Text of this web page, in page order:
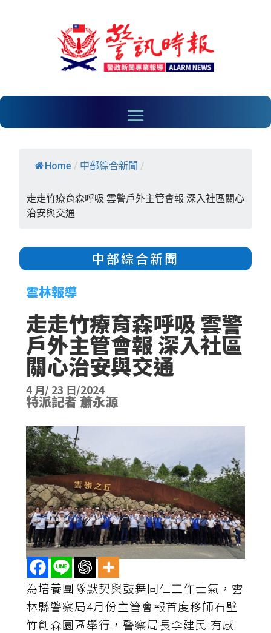
Home / 中部綜合新聞 /
走走竹療育森呼吸 雲警戶外主管會報 深入社區關心
治安與交通
中部綜合新聞
雲林報導
走走竹療育森呼吸 雲警
戶外主管會報 深入社區
關心治安與交通
4 月/ 23 日/2024
特派記者 蕭永源
為培養團隊默契與鼓舞同仁工作士氣，雲
林縣警察局4月份主管會報首度移師石壁
竹創森園區舉行，警察局長李建民 有感